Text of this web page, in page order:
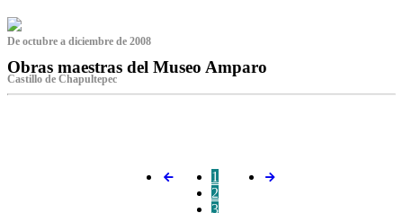
De octubre a diciembre de 2008
Obras maestras del Museo Amparo
Castillo de Chapultepec
1
2
3